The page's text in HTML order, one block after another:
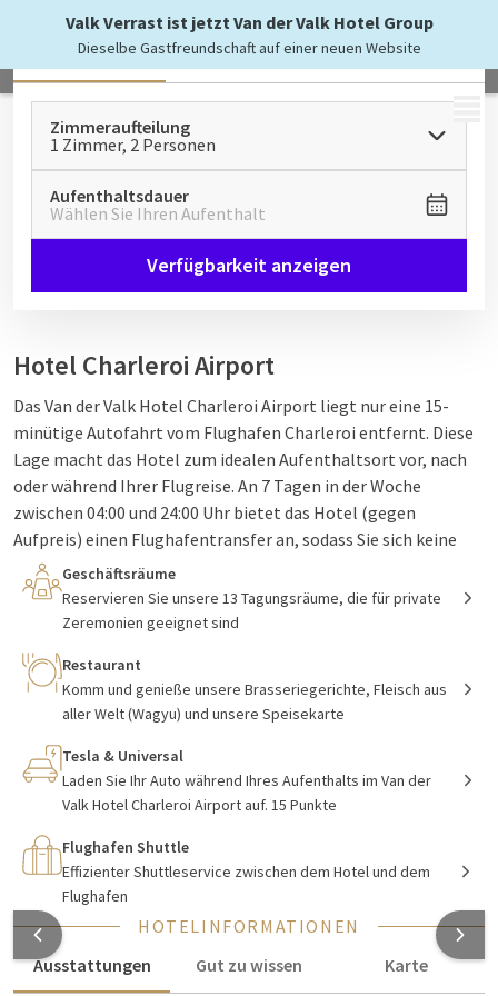
Valk Verrast ist jetzt Van der Valk Hotel Group
Dieselbe Gastfreundschaft auf einer neuen Website
MENÜ
Alle Zimmer & Suiten Ferienhäuser
Zimmeraufteilung
1 Zimmer, 2 Personen
Aufenthaltsdauer
Wählen Sie Ihren Aufenthalt
Verfügbarkeit anzeigen
Hotel Charleroi Airport
Das Van der Valk Hotel Charleroi Airport liegt nur eine 15-
minütige Autofahrt vom Flughafen Charleroi entfernt. Diese
Lage macht das Hotel zum idealen Aufenthaltsort vor, nach
oder während Ihrer Flugreise. An 7 Tagen in der Woche
zwischen 04:00 und 24:00 Uhr bietet das Hotel (gegen
Aufpreis) einen Flughafentransfer an, sodass Sie sich keine
Sorgen um Ihren Transport zum oder vom Flughafen machen
müssen.
Schlafen, parken & fliegen
Möchten Sie lieber mit Ihrem eigenen Auto zum Flughafen
fahren? Das ist natürlich auch möglich, und das Hotel hilft
Ihnen gerne dabei, dies so kostengünstig und einfach wie
möglich zu gestalten. Mit demPark, Sleep & Fly-Paket
können am Abreisetag auf dem Parkplatz P3 am Flughafen
parken. Hier gilt eine maximale Parkdauer von 10 Tagen. Vom
Parkplatz fährt alle 20 Minuten ein Shuttlebus zum
Abflugterminal. Im Van der Valk Arrangement ist auch ein
Fast-Track enthalten, mit dem Sie (ohne aufgegebenes
Gepäck) direkt zu den Sicherheitskontrollen gelangen
Geschäftsräume
Reservieren Sie unsere 13 Tagungsräume, die für private
Zeremonien geeignet sind
Restaurant
Komm und genieße unsere Brasseriegerichte, Fleisch aus
aller Welt (Wagyu) und unsere Speisekarte
Tesla & Universal
Laden Sie Ihr Auto während Ihres Aufenthalts im Van der
Valk Hotel Charleroi Airport auf. 15 Punkte
Flughafen Shuttle
Effizienter Shuttleservice zwischen dem Hotel und dem
Flughafen
HOTELINFORMATIONEN
Ausstattungen
Gut zu wissen
Karte